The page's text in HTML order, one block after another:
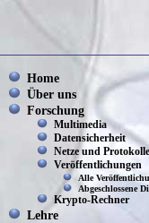
Home
Über uns
Forschung
Multimedia
Datensicherheit
Netze und Protokolle
Veröffentlichungen
Alle
Abgeschlossene
Krypto-Rechner
Lehre